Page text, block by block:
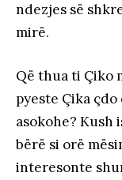
ndezjes së
mirë.
Që thua ti Çiko
pyeste Çika
asokohe? Kush
bërë si orë
interesonte